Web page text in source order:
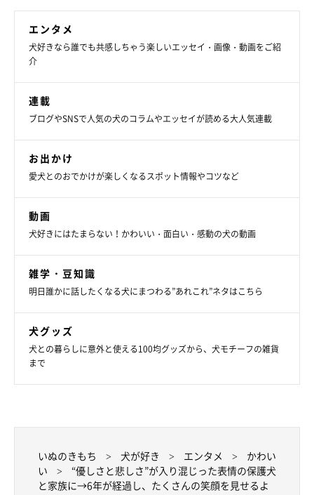
気持ちよさそうに眠るみくちゃん。
@miku._.pome
保護犬だったみくちゃんとの出会いを振り返り、飼い主さんは今
飼い主さん：
「みくは年を取っているはずなのに、 うちに来たころよりもずっ
エンタメ
犬好きなら誰でも共感しちゃう楽しいエッセイ・画像・動画をご紹
介
連載
ブログやSNSで人気の犬のコラムやエッセイが読める大人気連載
お出かけ
愛犬とのおでかけが楽しくなるスポット情報やコツなど
動画
犬好きにはたまらない！かわいい・面白い・感動の犬の動画
雑学・豆知識
明日誰かに話したくなる犬にまつわる”あれこれ”ネタはこちら
犬グッズ
犬との暮らしに意外と使える100均グッズから、犬モチーフの雑貨
まで
いぬのきもち 犬が好き エンタメ
かわい
い
“優しさと悲しさ”が入り混じった表情の保護犬
と家族に→6年が経過し、たくさんの笑顔を見せるよ